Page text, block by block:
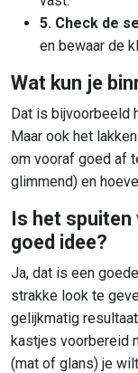
5. Check de
en bewaar de
Wat kun je
Dat is bijvoorbeeld
Maar ook het
om vooraf goed af
glimmend) en
Is het spuiten
goed idee?
Ja, dat is een
strakke look te
gelijkmatig
kastjes voorbereid
(mat of glans) je